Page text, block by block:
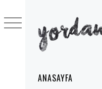
YORDAMA
MenuANASAYFA
to
content